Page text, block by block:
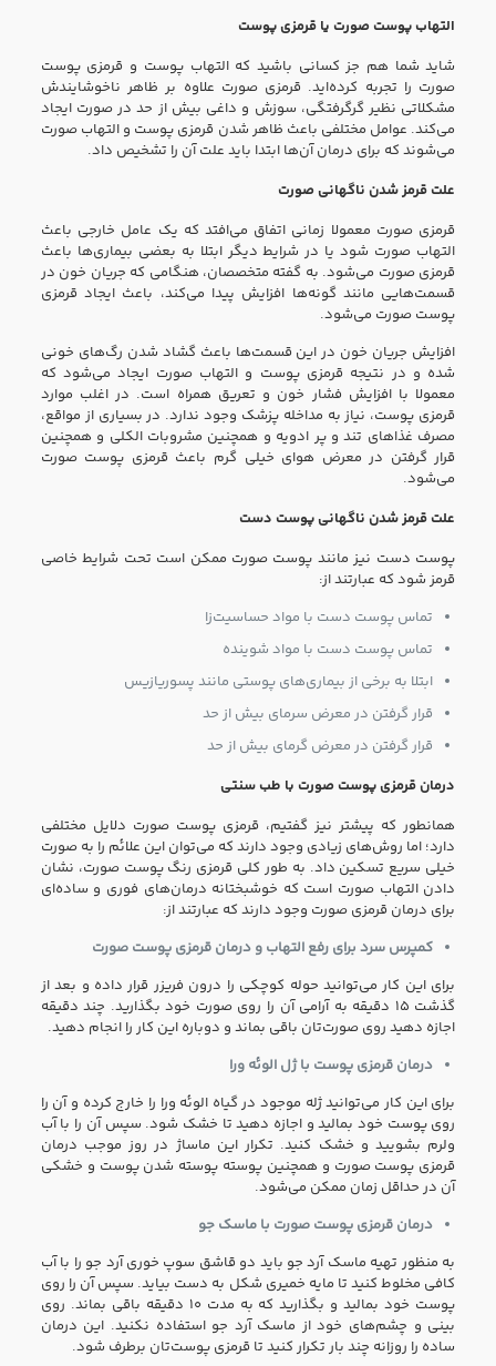
التهاب پوست صورت یا قرمزی پوست
شاید شما هم جز کسانی باشید که التهاب پوست و قرمزی پوست
صورت را تجربه کرده‌اید. قرمزی صورت علاوه بر ظاهر ناخوشایندش
مشکلاتی نظیر‌ گرگرفتگی، سوزش و داغی بیش از حد در صورت ایجاد
می‌کند. عوامل مختلفی باعث ظاهر شدن قرمزی پوست و التهاب صورت
می‌شوند که برای درمان آن‌ها ابتدا باید علت آن را تشخیص داد.
علت قرمز شدن ناگهانی صورت
قرمزی صورت معمولا زمانی اتفاق می‌افتد که یک عامل خارجی باعث
التهاب صورت شود یا در شرایط دیگر ابتلا به بعضی بیماری‌ها باعث
قرمزی صورت می‌شود. به گفته متخصصان، هنگامی که جریان خون در
قسمت‌هایی مانند گونه‌ها افزایش پیدا می‌کند، باعث ایجاد قرمزی
پوست صورت می‌شود.
افزایش جریان خون در این قسمت‌ها باعث گشاد شدن رگ‌های خونی
شده و در نتیجه قرمزی پوست و التهاب صورت ایجاد می‌شود که
معمولا با افزایش فشار خون و تعریق همراه است. در اغلب موارد
قرمزی پوست، نیاز به مداخله پزشک وجود ندارد. در بسیاری از مواقع،
مصرف غذا‌های تند و پر ادویه و همچنین مشروبات الکلی و همچنین
قرار گرفتن در معرض هوای خیلی گرم باعث قرمزی پوست صورت
می‌شود.
علت قرمز شدن ناگهانی پوست دست
پوست دست نیز مانند پوست صورت ممکن است تحت شرایط خاصی
قرمز شود که عبارتند از:
تماس پوست دست با مواد حساسیت‌زا
تماس پوست دست با مواد شوینده
ابتلا به برخی از بیماری‌های پوستی مانند پسوریازیس
قرار گرفتن در معرض سرمای بیش از حد
قرار گرفتن در معرض گرمای بیش از حد
درمان قرمزی پوست صورت با طب سنتی
همانطور که پیشتر نیز گفتیم، قرمزی پوست صورت دلایل مختلفی
دارد؛ اما روش‌های زیادی وجود دارند که می‌توان این علائم را به صورت
خیلی سریع تسکین داد. به طور کلی قرمزی رنگ پوست صورت، نشان
دادن التهاب صورت است که خوشبختانه درمان‌های فوری و ساده‌ای
برای درمان قرمزی صورت وجود دارند که عبارتند از:
کمپرس سرد برای رفع التهاب و درمان قرمزی پوست صورت
برای این کار می‌توانید حوله کوچکی را درون فریزر قرار داده و بعد از
گذشت ۱۵ دقیقه به آرامی آن را روی صورت خود بگذارید. چند دقیقه
اجازه دهید روی صورت‌تان باقی بماند و دوباره این کار را انجام دهید.
درمان قرمزی پوست با ژل الوئه ورا
برای این کار می‌توانید ژله موجود در گیاه الوئه ورا را خارج کرده و آن را
روی پوست خود بمالید و اجازه دهید تا خشک شود. سپس آن را با آب
ولرم بشویید و خشک کنید. تکرار این ماساژ در روز موجب درمان
قرمزی پوست صورت و همچنین پوسته پوسته شدن پوست و خشکی
آن در حداقل زمان ممکن می‌شود.
درمان قرمزی پوست صورت با ماسک جو
به منظور تهیه ماسک آرد جو باید دو قاشق سوپ خوری آرد جو را با آب
کافی مخلوط کنید تا مایه خمیری شکل به دست بیاید. سپس آن را روی
پوست خود بمالید و بگذارید که به مدت ۱۰ دقیقه باقی بماند. روی
بینی و چشم‌های خود از ماسک آرد جو استفاده نکنید. این درمان
ساده را روزانه چند بار تکرار کنید تا قرمزی پوست‌تان برطرف شود.